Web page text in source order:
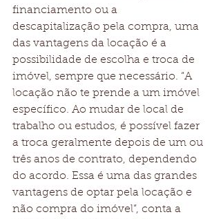
financiamento ou a
descapitalização pela compra, uma
das vantagens da locação é a
possibilidade de escolha e troca de
imóvel, sempre que necessário. “A
locação não te prende a um imóvel
específico. Ao mudar de local de
trabalho ou estudos, é possível fazer
a troca geralmente depois de um ou
três anos de contrato, dependendo
do acordo. Essa é uma das grandes
vantagens de optar pela locação e
não compra do imóvel”, conta a